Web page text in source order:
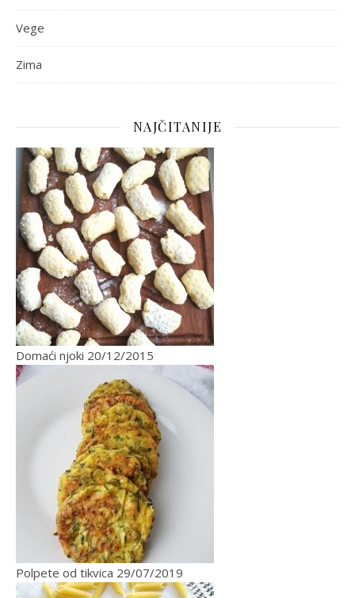
Vege
Zima
NAJČITANIJE
Domaći njoki 20/12/2015
Polpete od tikvica 29/07/2019